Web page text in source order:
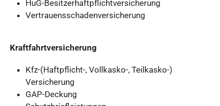
HuG-Besitzerhaftpflichtversicherung
Vertrauensschadenversicherung
Kraftfahrtversicherung
Kfz-(Haftpflicht-, Vollkasko-, Teilkasko-)
Versicherung
GAP-Deckung